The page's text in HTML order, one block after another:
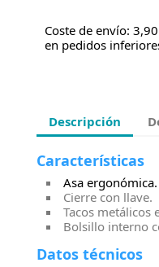
Coste de envío:
en pedidos
Descripción
Características
Asa ergonómica.
Cierre con llave.
Tacos metálicos
Bolsillo interno
Datos técnicos